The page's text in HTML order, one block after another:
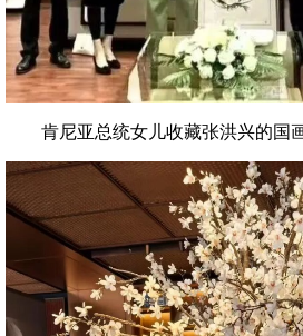
肯尼亚总统女儿收藏张洪兴的国